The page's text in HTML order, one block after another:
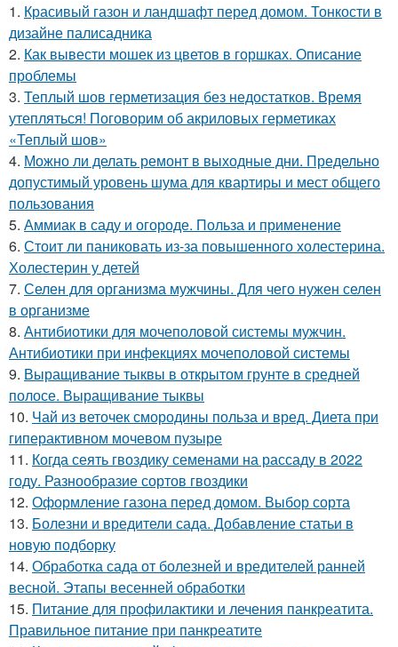
1. Красивый газон и ландшафт перед домом. Тонкости в
дизайне палисадника
2. Как вывести мошек из цветов в горшках. Описание
проблемы
3. Теплый шов герметизация без недостатков. Время
утепляться! Поговорим об акриловых герметиках
«Теплый шов»
4. Можно ли делать ремонт в выходные дни. Предельно
допустимый уровень шума для квартиры и мест общего
пользования
5. Аммиак в саду и огороде. Польза и применение
6. Стоит ли паниковать из-за повышенного холестерина.
Холестерин у детей
7. Селен для организма мужчины. Для чего нужен селен
в организме
8. Антибиотики для мочеполовой системы мужчин.
Антибиотики при инфекциях мочеполовой системы
9. Выращивание тыквы в открытом грунте в средней
полосе. Выращивание тыквы
10. Чай из веточек смородины польза и вред. Диета при
гиперактивном мочевом пузыре
11. Когда сеять гвоздику семенами на рассаду в 2022
году. Разнообразие сортов гвоздики
12. Оформление газона перед домом. Выбор сорта
13. Болезни и вредители сада. Добавление статьи в
новую подборку
14. Обработка сада от болезней и вредителей ранней
весной. Этапы весенней обработки
15. Питание для профилактики и лечения панкреатита.
Правильное питание при панкреатите